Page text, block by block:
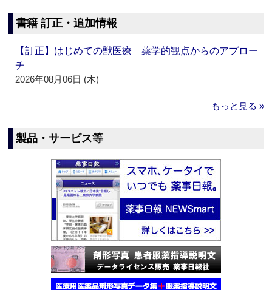
書籍 訂正・追加情報
【訂正】はじめての獣医療 薬学的観点からのアプロー
チ
2026年08月06日 (木)
もっと見る »
製品・サービス等